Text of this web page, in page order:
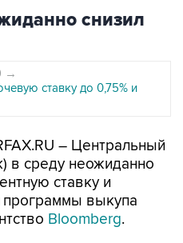
снизил
→
ставку до 0,75% и
– Центральный
в среду неожиданно
ставку и
выкупа
Bloomberg.